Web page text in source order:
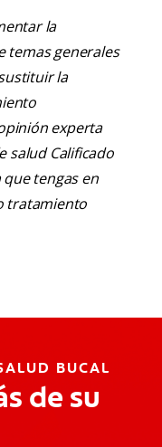
la
temas generales
la
experta
salud Calificado
tengas en
tratamiento
BUCAL
de su